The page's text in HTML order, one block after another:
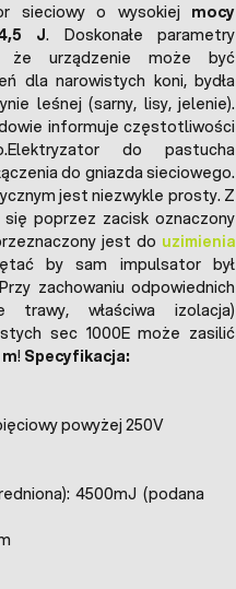
sieciowy o wysokiej mocy
J. Doskonałe parametry
że urządzenie może być
dla narowistych koni, bydła
leśnej (sarny, lisy, jelenie).
informuje częstotliwości
do pastucha
do gniazda sieciowego.
jest niezwykle prosty. Z
poprzez zacisk oznaczony
jest do uzimienia
by sam impulsator był
zachowaniu odpowiednich
trawy, właściwa izolacja)
sec 1000E może zasilić
! Specyfikacja:
powyżej 250V
4500mJ (podana